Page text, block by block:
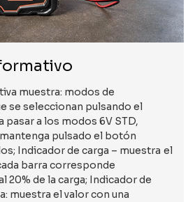
muestra: modos de
se seleccionan pulsando el
pasar a los modos 6V STD,
mantenga pulsado el botón
Indicador de carga – muestra el
barra corresponde
20% de la carga; Indicador de
muestra el valor con una